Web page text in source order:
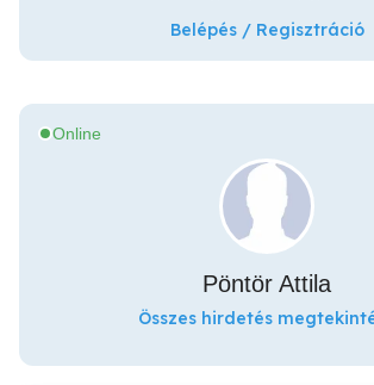
Belépés / Regisztráció
Online
Pöntör Attila
Összes hirdetés